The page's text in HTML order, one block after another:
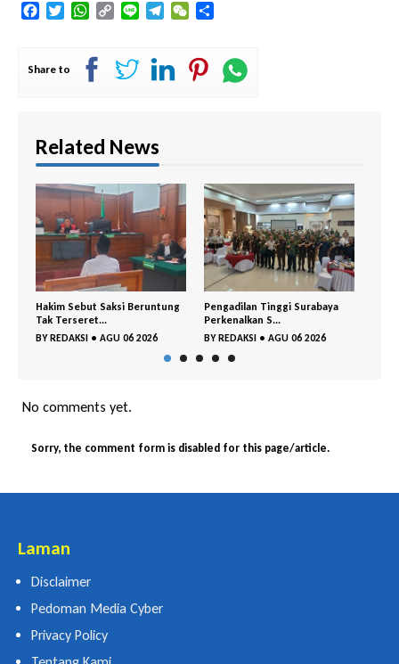
FacebookTwitterWhatsApp
Copy
Line TelegramWeChat
Share to
Related News
Pengadilan Tinggi Surabaya
Perkenalkan S...
BYREDAKSI •AGU 06 2026
Dibantah Terdakwa Ranto
Hensa, Salim Him...
BYREDAKSI •AGU 04 2026
No comments yet.
Sorry, the comment form is disabled for this page/article.
Laman
Disclaimer
Pedoman Media Cyber
Privacy Policy